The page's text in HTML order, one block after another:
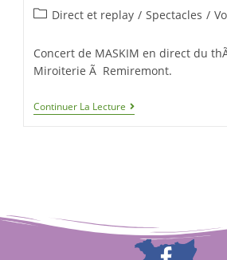
Direct et replay / Spectacles /
Concert de MASKIM en direct du
Miroiterie Ã Remiremont.
Continuer La Lecture